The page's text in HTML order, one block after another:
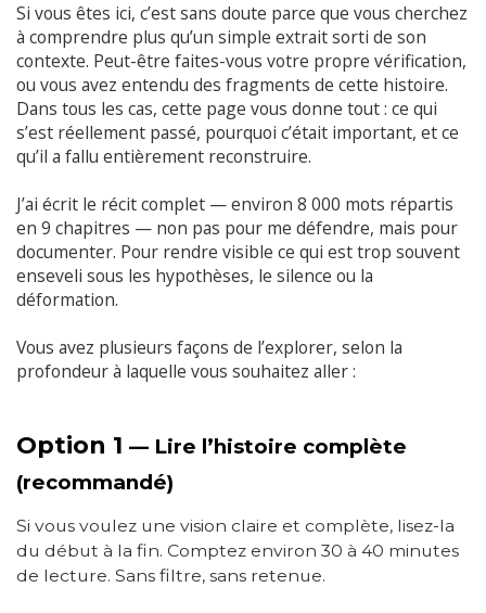
Si vous êtes ici, c’est sans doute parce que vous cherchez
à comprendre plus qu’un simple extrait sorti de son
contexte. Peut-être faites-vous votre propre vérification,
ou vous avez entendu des fragments de cette histoire.
Dans tous les cas, cette page vous donne tout : ce qui
s’est réellement passé, pourquoi c’était important, et ce
qu’il a fallu entièrement reconstruire.
J’ai écrit le récit complet — environ 8 000 mots répartis
en 9 chapitres — non pas pour me défendre, mais pour
documenter. Pour rendre visible ce qui est trop souvent
enseveli sous les hypothèses, le silence ou la
déformation.
Vous avez plusieurs façons de l’explorer, selon la
profondeur à laquelle vous souhaitez aller :
Option 1 — Lire l’histoire complète
(recommandé)
Si vous voulez une vision claire et complète, lisez-la
du début à la fin. Comptez environ 30 à 40 minutes
de lecture. Sans filtre, sans retenue.